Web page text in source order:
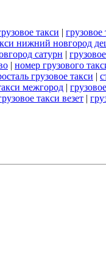
такси |
нижний новгород
сатурн |
| номер грузового
грузовое такси |
межгород |
такси везет |